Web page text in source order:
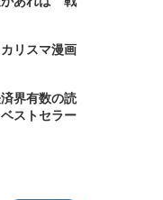
リスマ漫画
界有数の読
ストセラー